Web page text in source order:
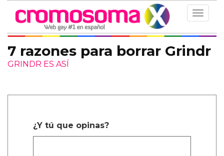
Toggle
7 razones para borrar Grindr
GRINDR ES ASÍ
¿Y tú que opinas?